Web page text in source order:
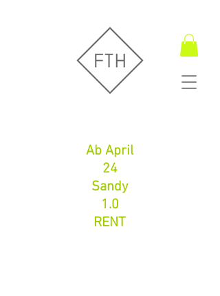
Ab April
24
Sandy
1.0
RENT